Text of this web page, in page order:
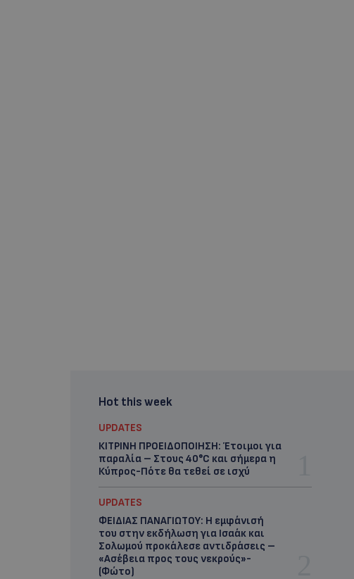
Hot this week
UPDATES
ΚΙΤΡΙΝΗ ΠΡΟΕΙΔΟΠΟΙΗΣΗ: Έτοιμοι για
παραλία – Στους 40°C και σήμερα η
Κύπρος-Πότε θα τεθεί σε ισχύ
UPDATES
ΦΕΙΔΙΑΣ ΠΑΝΑΓΙΩΤΟΥ: Η εμφάνισή
του στην εκδήλωση για Ισαάκ και
Σολωμού προκάλεσε αντιδράσεις –
«Ασέβεια προς τους νεκρούς»-
(Φώτο)